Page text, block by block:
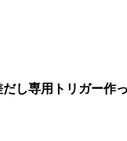
し専用トリガー作